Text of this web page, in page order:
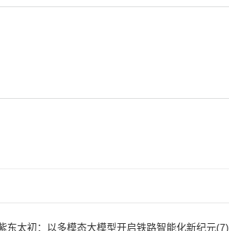
东太初：以多模态大模型开启铁路智能化新纪元(7)